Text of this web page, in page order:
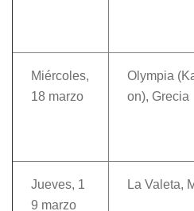
Miércoles,
18 marzo
Olympia
on), Grecia
Jueves, 1
9 marzo
La Valeta,